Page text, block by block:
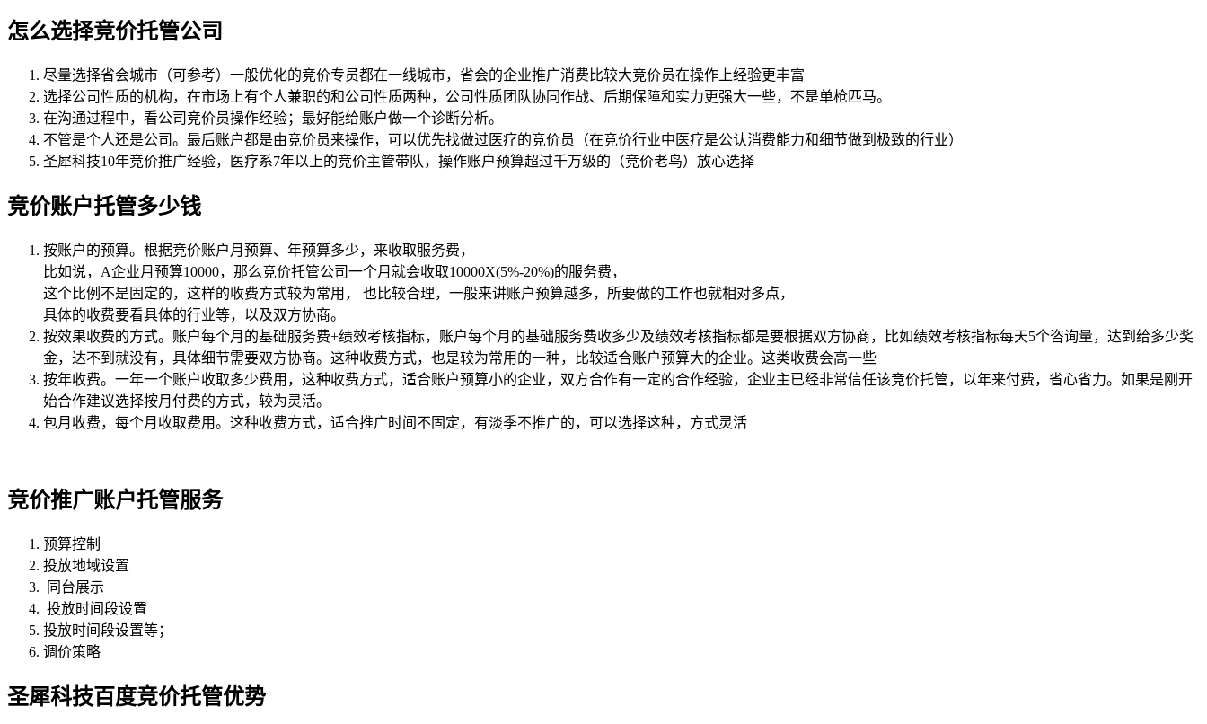
怎么选择竞价托管公司
尽量选择省会城市（可参考）一般优化的竞价专员都在一线城市，省会的企业推广消费比较大竞价员在操作上经验更丰富
选择公司性质的机构，在市场上有个人兼职的和公司性质两种，公司性质团队协同作战、后期保障和实力更强大一些，不是单枪匹马。
在沟通过程中，看公司竞价员操作经验；最好能给账户做一个诊断分析。
不管是个人还是公司。最后账户都是由竞价员来操作，可以优先找做过医疗的竞价员（在竞价行业中医疗是公认消费能力和细节做到极致的行业）
圣犀科技10年竞价推广经验，医疗系7年以上的竞价主管带队，操作账户预算超过千万级的（竞价老鸟）放心选择
竞价账户托管多少钱
按账户的预算。根据竞价账户月预算、年预算多少，来收取服务费，
比如说，A企业月预算10000，那么竞价托管公司一个月就会收取10000X(5%-20%)的服务费，
这个比例不是固定的，这样的收费方式较为常用， 也比较合理，一般来讲账户预算越多，所要做的工作也就相对多点，
具体的收费要看具体的行业等，以及双方协商。
按效果收费的方式。账户每个月的基础服务费+绩效考核指标，账户每个月的基础服务费收多少及绩效考核指标都是要根据双方协商，比如绩效考核指标每天5个咨询量，达到给多少奖
金，达不到就没有，具体细节需要双方协商。这种收费方式，也是较为常用的一种，比较适合账户预算大的企业。这类收费会高一些
按年收费。一年一个账户收取多少费用，这种收费方式，适合账户预算小的企业，双方合作有一定的合作经验，企业主已经非常信任该竞价托管，以年来付费，省心省力。如果是刚开
始合作建议选择按月付费的方式，较为灵活。
包月收费，每个月收取费用。这种收费方式，适合推广时间不固定，有淡季不推广的，可以选择这种，方式灵活
竞价推广账户托管服务
预算控制
投放地域设置
同台展示
投放时间段设置
投放时间段设置等；
调价策略
圣犀科技百度竞价托管优势